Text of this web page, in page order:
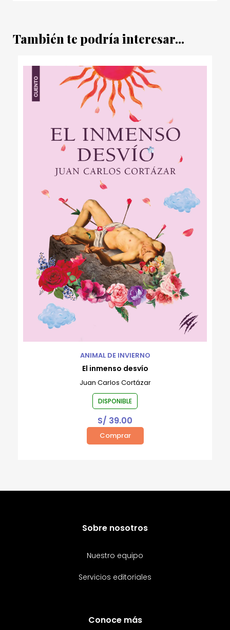
También te podría interesar...
ANIMAL DE INVIERNO
El inmenso desvío
Juan Carlos Cortázar
DISPONIBLE
S/ 39.00
Comprar
Sobre nosotros
Nuestro equipo
Servicios editoriales
Conoce más